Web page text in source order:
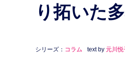
り拓いた
シリーズ： コラム text by 元川